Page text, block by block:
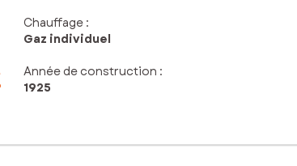
Chauffage :
Gaz individuel
Année de construction :
1925